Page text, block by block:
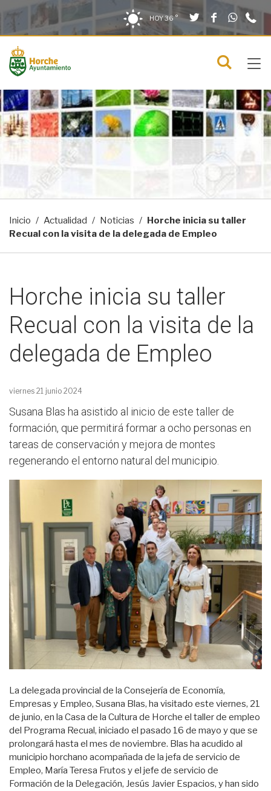
Saltar al contenido
Saltar a la navegación
Información de contacto HOY36 ° TwitterFacebook
menú
Inicio Actualidad Noticias
Horche inicia su taller
Recual con la visita de la delegada de Empleo
Horche inicia su taller
Recual con la visita de la
delegada de Empleo
viernes 21 junio 2024
Susana Blas ha asistido al inicio de este taller de
formación, que permitirá formar a ocho personas en
tareas de conservación y mejora de montes
regenerando el entorno natural del municipio.
La delegada provincial de la Consejería de Economía,
Empresas y Empleo, Susana Blas, ha visitado este viernes, 21
de junio, en la Casa de la Cultura de Horche el taller de empleo
del Programa Recual, iniciado el pasado 16 de mayo y que se
prolongará hasta el mes de noviembre. Blas ha acudido al
municipio horchano acompañada de la jefa de servicio de
Empleo, María Teresa Frutos y el jefe de servicio de
Formación de la Delegación, Jesús Javier Espacios, y han sido